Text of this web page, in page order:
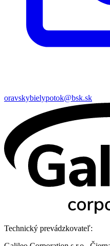
oravskybielypotok@bsk.sk
Technický prevádzkovateľ: